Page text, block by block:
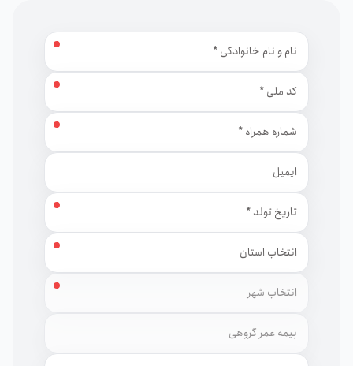
نام و نام خانوادگی
کد ملی
شماره همراه
ایمیل
تاریخ تولد
استان
شهر